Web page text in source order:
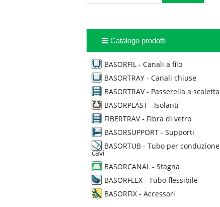
Catalogo prodotti
BASORFIL - Canali a filo
BASORTRAY - Canali chiuse
BASORTRAV - Passerella a scaletta
BASORPLAST - Isolanti
FIBERTRAV - Fibra di vetro
BASORSUPPORT - Supporti
BASORTUB - Tubo per conduzione
cavi
BASORCANAL - Stagna
BASORFLEX - Tubo flessibile
BASORFIX - Accessori